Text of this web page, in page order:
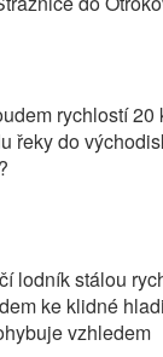
rychlostí
řeky do
lodník stálou
ke klidné
vzhledem